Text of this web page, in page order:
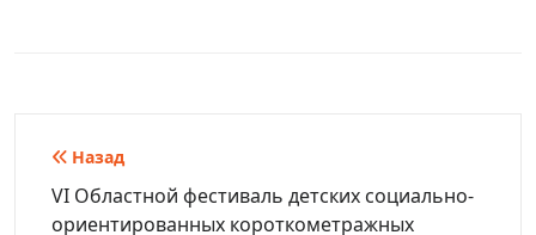
Навигация
по
Назад
VI Областной фестиваль детских социально-
ориентированных короткометражных